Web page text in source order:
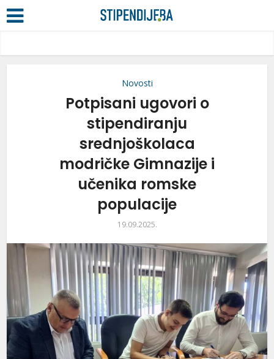
Novosti
Potpisani ugovori o
stipendiranju
srednjoškolaca
modričke Gimnazije i
učenika romske
populacije
19.09.2025.